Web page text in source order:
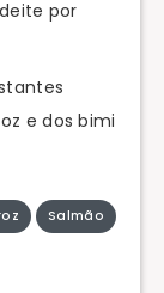
por
e dos bimi
Salmão